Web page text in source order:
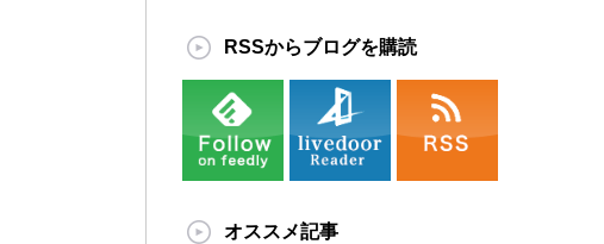
RSSからブログを購読
オススメ記事